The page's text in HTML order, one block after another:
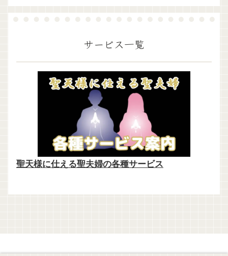
サービス一覧
聖天様に仕える聖夫婦の各種サービス